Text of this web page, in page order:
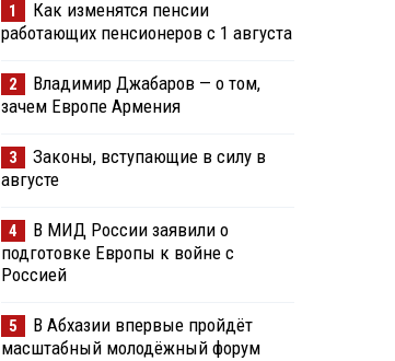
1
Как изменятся пенсии
работающих пенсионеров с 1 августа
2
Владимир Джабаров — о том,
зачем Европе Армения
3
Законы, вступающие в силу в
августе
4
В МИД России заявили о
подготовке Европы к войне с
Россией
5
В Абхазии впервые пройдёт
масштабный молодёжный форум